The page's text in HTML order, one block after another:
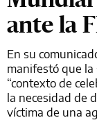
ante la
En su
manifestó que la
“contexto de
la necesidad de
víctima de una